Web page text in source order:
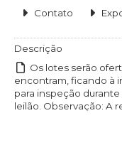
Contato
Descrição
Os lotes serão
encontram, ficando à
para inspeção
leilão. Observação: A